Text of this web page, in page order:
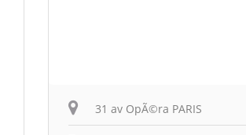
31 av OpÃ©ra PARIS